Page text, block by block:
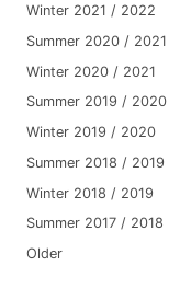
Winter 2021 / 2022
Summer 2020 / 2021
Winter 2020 / 2021
Summer 2019 / 2020
Winter 2019 / 2020
Summer 2018 / 2019
Winter 2018 / 2019
Summer 2017 / 2018
Older